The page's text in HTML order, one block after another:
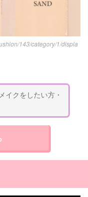
143/category/1/displa
イクをしたい方・